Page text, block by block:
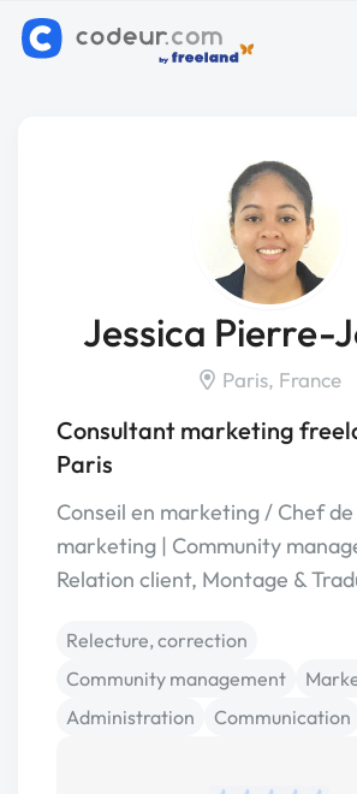
Jessica Pierre-
Paris, France
Consultant marketing
Paris
Conseil en marketing / Chef
marketing | Community
Relation client, Montage &
Relecture, correction
Community management
Administration
Communication